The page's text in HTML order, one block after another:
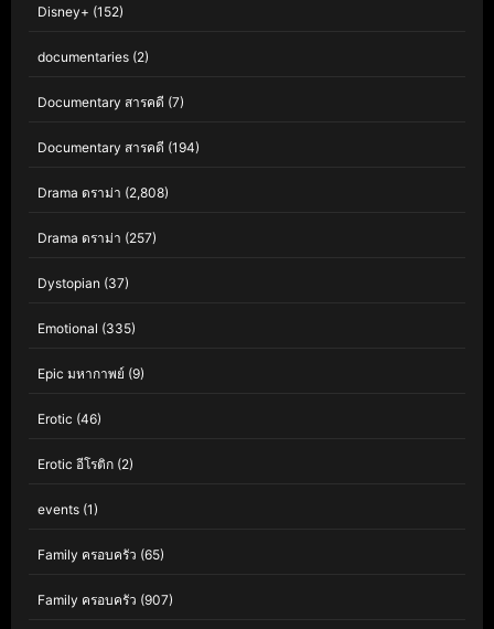
Disney+ (152)
documentaries (2)
Documentary สารคดี (7)
Documentary สารคดี (194)
Drama ดราม่า (2,808)
Drama ดราม่า (257)
Dystopian (37)
Emotional (335)
Epic มหากาพย์ (9)
Erotic (46)
Erotic อีโรติก (2)
events (1)
Family ครอบครัว (65)
Family ครอบครัว (907)